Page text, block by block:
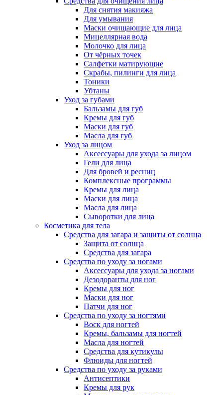
Для снятия макияжа
Для умывания
Маски очищающие для лица
Мицеллярная вода
Молочко для лица
От чёрных точек
Салфетки матирующие
Скрабы, пилинги для лица
Тоники
Убтаны
Уход за губами
Бальзамы для губ
Кремы для губ
Маски для губ
Масла для губ
Уход за лицом
Аксессуары для ухода за лицом
Гели для лица
Для бровей и ресниц
Комплексные программы
Кремы для лица
Маски для лица
Масла для лица
Сыворотки для лица
Косметика для тела
Средства для загара и защиты от солнца
Защита от солнца
Средства для загара
Средства по уходу за ногами
Аксессуары для ухода за ногами
Дезодоранты для ног
Кремы для ног
Маски для ног
Патчи для ног
Средства по уходу за ногтями
Воск для ногтей
Кремы, бальзамы для ногтей
Масла для ногтей
Средства для кутикулы
Флюиды для ногтей
Средства по уходу за руками
Антисептики
Кремы для рук